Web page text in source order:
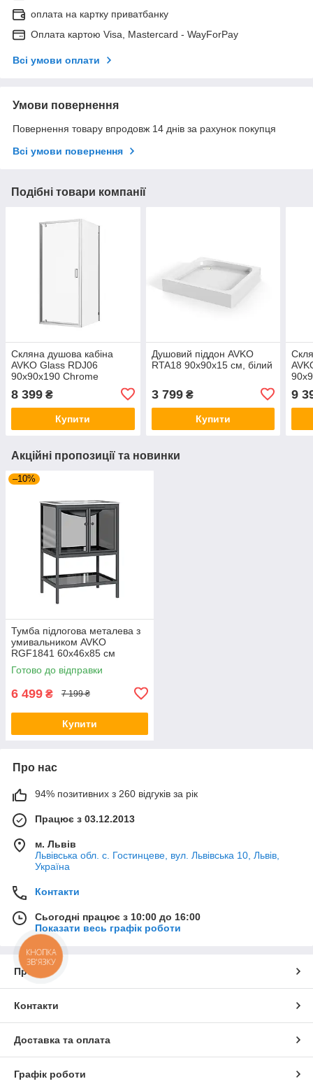
оплата на картку приватбанку
Оплата картою Visa, Mastercard - WayForPay
Всі умови оплати
Умови повернення
Повернення товару впродовж 14 днів за рахунок покупця
Всі умови повернення
Подібні товари компанії
Скляна душова кабіна
AVKO Glass RDJ06
90x90x190 Chrome
8 399 ₴
Купити
Душовий піддон AVKO
RTA18 90x90x15 см, білий
3 799₴
Купити
9
Акційні пропозиції та новинки
–10%
Тумба підлогова металева з
умивальником AVKO
RGF1841 60х46х85 см
Готово до відправки
6 499 ₴ 7 199 ₴
Купити
Про нас
94% позитивних з 260 відгуків за рік
Працює з 03.12.2013
м. Львів
Львівська обл. с. Гостинцеве, вул. Львівська 10, Львів,
Україна
Контакти
Сьогодні працює з 10:00 до 16:00
Показати весь графік роботи
Про нас
Контакти
Доставка та оплата
Графік роботи
КНОПКА
ЗВ'ЯЗКУ